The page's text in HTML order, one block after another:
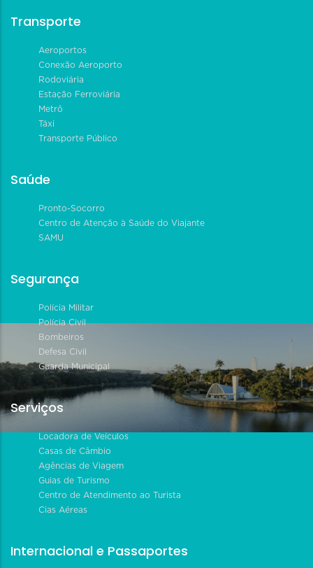
Transporte
Aeroportos
Conexão Aeroporto
Rodoviária
Estação Ferroviária
Metrô
Táxi
Transporte Público
Saúde
Pronto-Socorro
Centro de Atenção à Saúde do Viajante
SAMU
Segurança
Polícia Militar
Polícia Civil
Bombeiros
Defesa Civil
Guarda Municipal
Serviços
Locadora de Veículos
Casas de Câmbio
Agências de Viagem
Guias de Turismo
Centro de Atendimento ao Turista
Cias Aéreas
Internacional e Passaportes